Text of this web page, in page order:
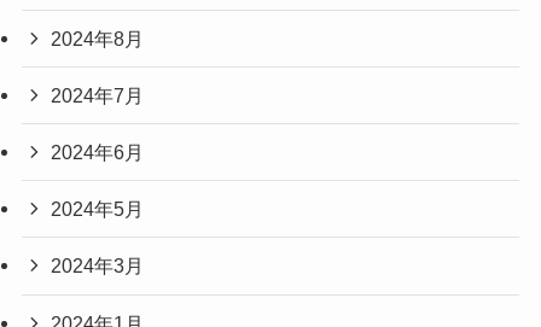
2024年8月
2024年7月
2024年6月
2024年5月
2024年3月